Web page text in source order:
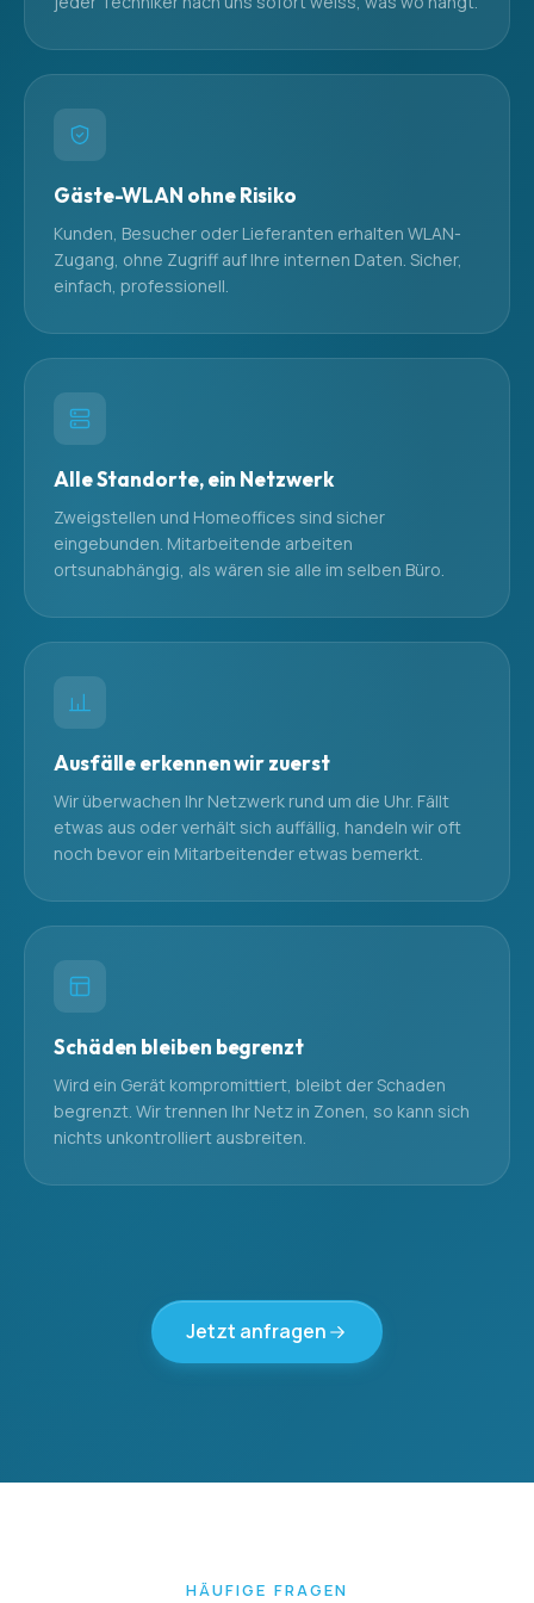
Gäste-WLAN ohne Risiko
Kunden, Besucher oder Lieferanten erhalten WLAN-
Zugang, ohne Zugriff auf Ihre internen Daten. Sicher,
einfach, professionell.
Alle Standorte, ein Netzwerk
Zweigstellen und Homeoffices sind sicher
eingebunden. Mitarbeitende arbeiten
ortsunabhängig, als wären sie alle im selben Büro.
Ausfälle erkennen wir zuerst
Wir überwachen Ihr Netzwerk rund um die Uhr. Fällt
etwas aus oder verhält sich auffällig, handeln wir oft
noch bevor ein Mitarbeitender etwas bemerkt.
Schäden bleiben begrenzt
Wird ein Gerät kompromittiert, bleibt der Schaden
begrenzt. Wir trennen Ihr Netz in Zonen, so kann sich
nichts unkontrolliert ausbreiten.
Jetzt anfragen
HÄUFIGE FRAGEN